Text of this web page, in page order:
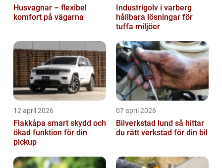
Husvagnar – flexibel
komfort på vägarna
Industrigolv i varberg
hållbara lösningar för
tuffa miljöer
12 april 2026
Flakkåpa smart skydd och
ökad funktion för din
pickup
07 april 2026
Bilverkstad lund så hittar
du rätt verkstad för din bil